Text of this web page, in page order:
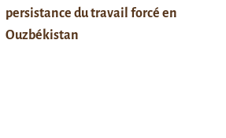
persistance du travail forcé en
Ouzbékistan